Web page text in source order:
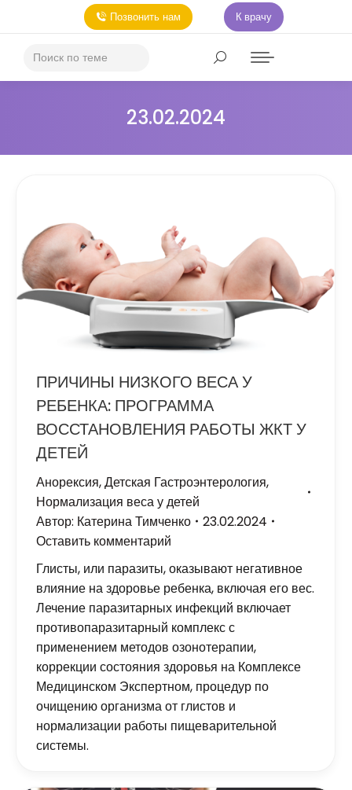
Позвонить нам К врачу
23.02.2024
ПРИЧИНЫ НИЗКОГО ВЕСА У
РЕБЕНКА: ПРОГРАММА
ВОССТАНОВЛЕНИЯ РАБОТЫ ЖКТ У
ДЕТЕЙ
Анорексия,Детская Гастроэнтерология,
Нормализация веса у детей
Автор: Катерина Тимченко
23.02.2024
Оставить комментарий
Глисты, или паразиты, оказывают негативное
влияние на здоровье ребенка, включая его вес.
Лечение паразитарных инфекций включает
противопаразитарный комплекс с
применением методов озонотерапии,
коррекции состояния здоровья на Комплексе
Медицинском Экспертном, процедур по
очищению организма от глистов и
нормализации работы пищеварительной
системы.